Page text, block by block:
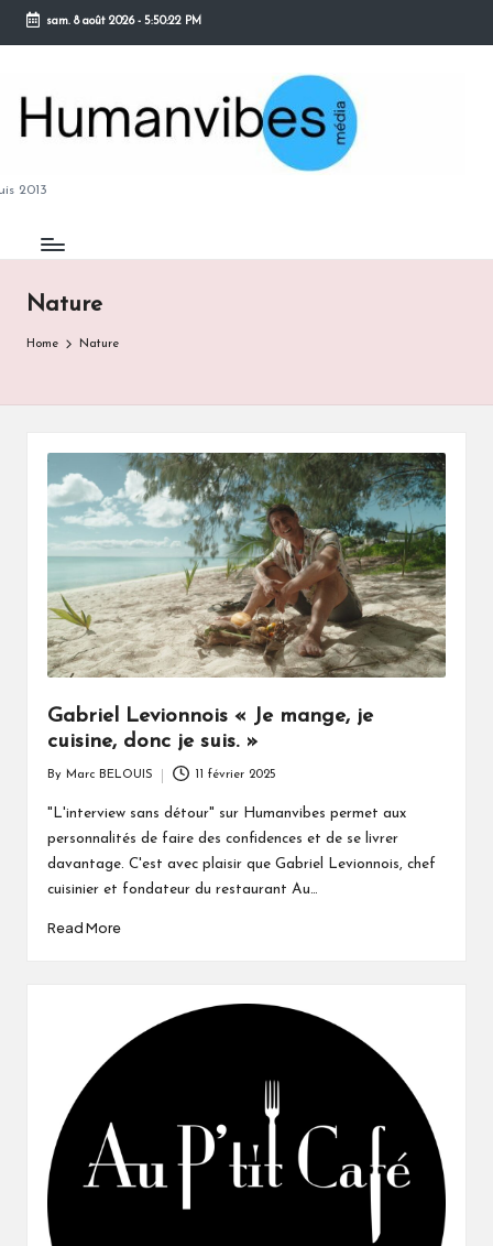
Skip
content
sam. 8 août 2026- 5:50:23 PM
2013
Nature
Home Nature
Gabriel Levionnois « Je mange, je
cuisine, donc je suis. »
by
By Marc BELOUIS 11 février 2025
"L'interview sans détour" sur Humanvibes permet aux
personnalités de faire des confidences et de se livrer
davantage. C'est avec plaisir que Gabriel Levionnois, chef
cuisinier et fondateur du restaurant Au…
Read More